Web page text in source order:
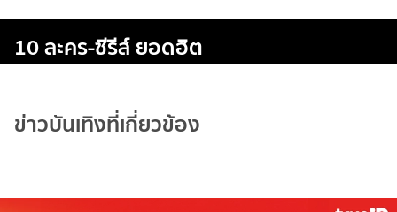
10 ละคร-ซีรีส์ ยอดฮิต
ข่าวบันเทิงที่เกี่ยวข้อง